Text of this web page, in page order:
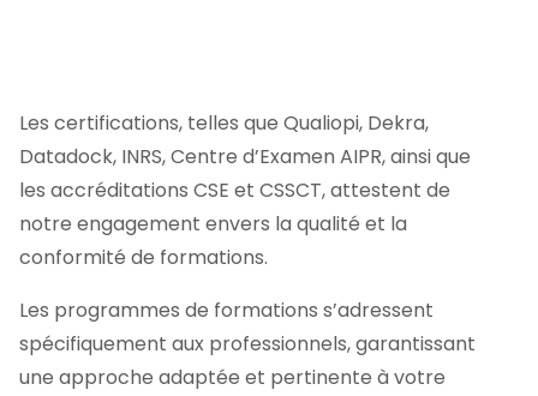
Les certifications, telles que Qualiopi, Dekra,
Datadock, INRS, Centre d’Examen AIPR, ainsi que
les accréditations CSE et CSSCT, attestent de
notre engagement envers la qualité et la
conformité de formations.
Les programmes de formations s’adressent
spécifiquement aux professionnels, garantissant
une approche adaptée et pertinente à votre